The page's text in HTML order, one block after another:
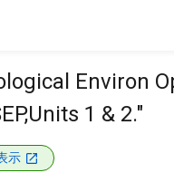
Environ
1 & 2."
示